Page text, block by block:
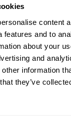
content
features and to
about your
and
information
they’ve
💌
du Hilfe?
Designer sind
wahr werden zu